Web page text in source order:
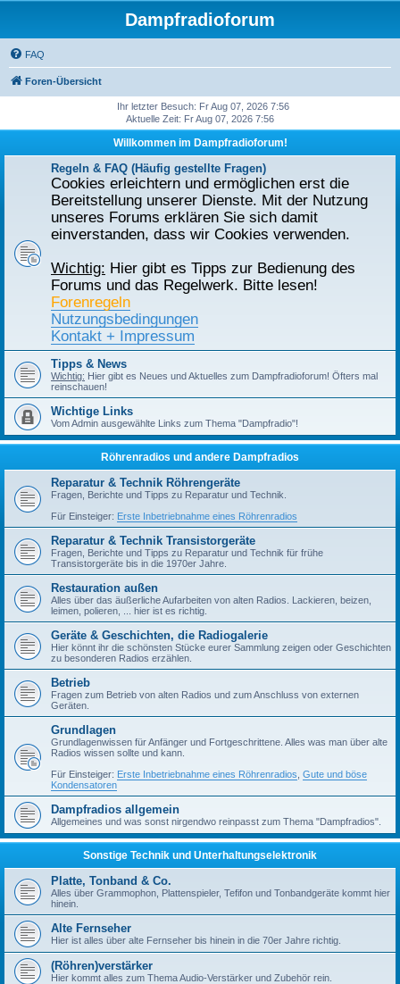
Dampfradioforum
FAQ
Foren-Übersicht
Ihr letzter Besuch: Fr Aug 07, 2026 7:56
Aktuelle Zeit: Fr Aug 07, 2026 7:56
Willkommen im Dampfradioforum!
Regeln & FAQ (Häufig gestellte Fragen)
Cookies erleichtern und ermöglichen erst die
Bereitstellung unserer Dienste. Mit der Nutzung
unseres Forums erklären Sie sich damit
einverstanden, dass wir Cookies verwenden.
Wichtig: Hier gibt es Tipps zur Bedienung des
Forums und das Regelwerk. Bitte lesen!
Forenregeln
Nutzungsbedingungen
Kontakt + Impressum
Tipps & News
Wichtig: Hier gibt es Neues und Aktuelles zum Dampfradioforum! Öfters mal
reinschauen!
Wichtige Links
Vom Admin ausgewählte Links zum Thema "Dampfradio"!
Röhrenradios und andere Dampfradios
Reparatur & Technik Röhrengeräte
Fragen, Berichte und Tipps zu Reparatur und Technik.
Für Einsteiger: Erste Inbetriebnahme eines Röhrenradios
Reparatur & Technik Transistorgeräte
Fragen, Berichte und Tipps zu Reparatur und Technik für frühe
Transistorgeräte bis in die 1970er Jahre.
Restauration außen
Alles über das äußerliche Aufarbeiten von alten Radios. Lackieren, beizen,
leimen, polieren, ... hier ist es richtig.
Geräte & Geschichten, die Radiogalerie
Hier könnt ihr die schönsten Stücke eurer Sammlung zeigen oder Geschichten
zu besonderen Radios erzählen.
Betrieb
Fragen zum Betrieb von alten Radios und zum Anschluss von externen
Geräten.
Grundlagen
Grundlagenwissen für Anfänger und Fortgeschrittene. Alles was man über alte
Radios wissen sollte und kann.
Für Einsteiger: Erste Inbetriebnahme eines Röhrenradios Gute und böse
Kondensatoren
Dampfradios allgemein
Allgemeines und was sonst nirgendwo reinpasst zum Thema "Dampfradios".
Sonstige Technik und Unterhaltungselektronik
Platte, Tonband & Co.
Alles über Grammophon, Plattenspieler, Tefifon und Tonbandgeräte kommt hier
hinein.
Alte Fernseher
Hier ist alles über alte Fernseher bis hinein in die 70er Jahre richtig.
(Röhren)verstärker
Hier kommt alles zum Thema Audio-Verstärker und Zubehör rein.